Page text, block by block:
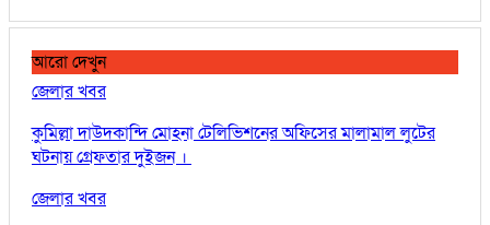
আরো দেখুন
জেলার খবর
কুমিল্লা দাউদকান্দি মোহনা টেলিভিশনের অফিসের মালামাল লুটের
ঘটনায় গ্রেফতার দুইজন ।
জেলার খবর